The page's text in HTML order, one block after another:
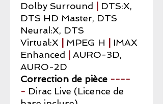
Dolby Surround
DTS:X,
DTS HD Master, DTS
Neural:X, DTS
Virtual:X
MPEG H
IMAX
Enhanced
AURO-3D,
AURO-2D
Correction de pièce ----
- Dirac Live (Licence de